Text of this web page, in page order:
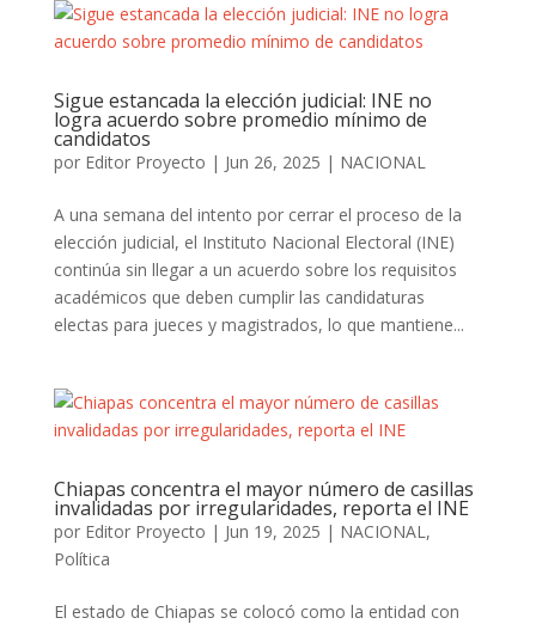
Sigue estancada la elección judicial: INE no
logra acuerdo sobre promedio mínimo de
candidatos
por Editor Proyecto | Jun 26, 2025 | NACIONAL
A una semana del intento por cerrar el proceso de la
elección judicial, el Instituto Nacional Electoral (INE)
continúa sin llegar a un acuerdo sobre los requisitos
académicos que deben cumplir las candidaturas
electas para jueces y magistrados, lo que mantiene...
Chiapas concentra el mayor número de casillas
invalidadas por irregularidades, reporta el INE
por Editor Proyecto | Jun 19, 2025 | NACIONAL,
Política
El estado de Chiapas se colocó como la entidad con